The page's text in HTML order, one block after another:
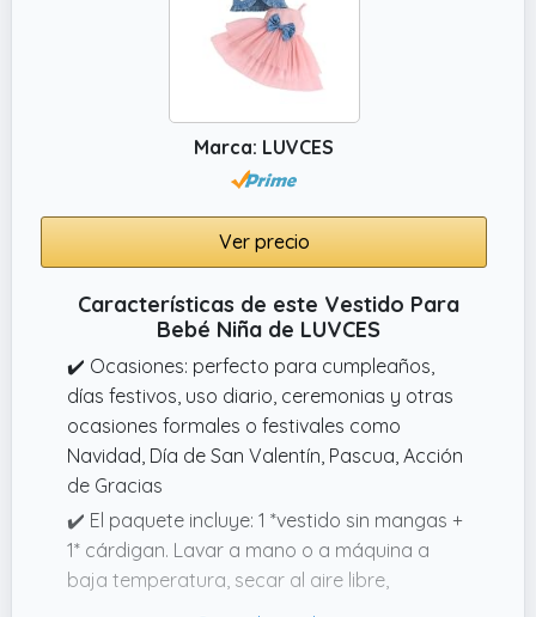
✔️ Tallas: Vestido casual y moderno para
niña, vestido de playa de princesa. Disponible
en ropa para recién nacidas de 3 a 6 meses,
Marca: LUVCES
Ver precio
Características de este Vestido Para
Bebé Niña de LUVCES
✔️ Ocasiones: perfecto para cumpleaños,
días festivos, uso diario, ceremonias y otras
ocasiones formales o festivales como
Navidad, Día de San Valentín, Pascua, Acción
de Gracias
✔️ El paquete incluye: 1 *vestido sin mangas +
1* cárdigan. Lavar a mano o a máquina a
baja temperatura, secar al aire libre,